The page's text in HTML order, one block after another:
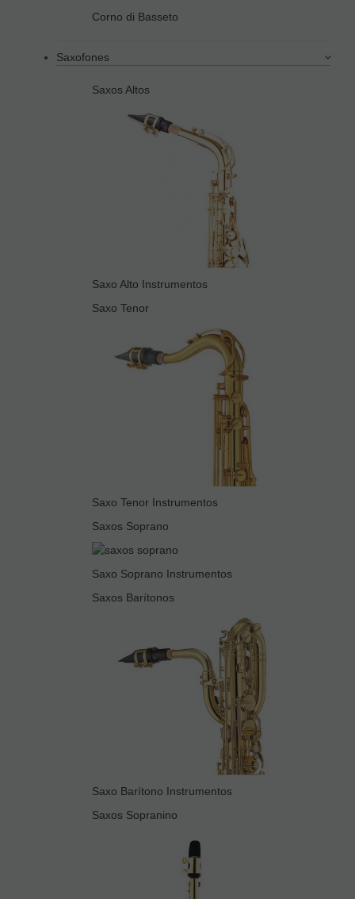
Corno di Basseto
Saxofones
Saxos Altos
Saxo Alto Instrumentos
Saxo Tenor
Saxo Tenor Instrumentos
Saxos Soprano
Saxo Soprano Instrumentos
Saxos Barítonos
Saxo Barítono Instrumentos
Saxos Sopranino